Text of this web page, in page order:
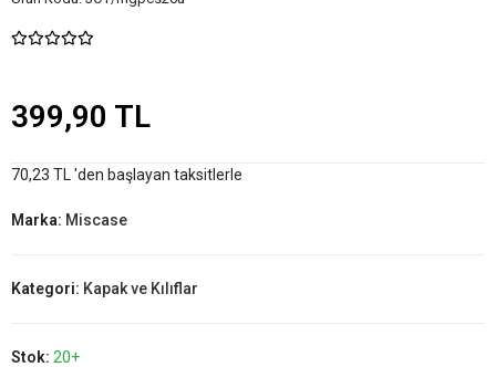
399,90 TL
70,23 TL 'den başlayan taksitlerle
Marka: Miscase
Kategori: Kapak ve Kılıflar
Stok: 20+